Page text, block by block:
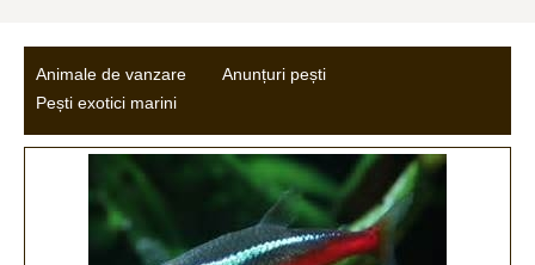
Animale de vanzare
Anunțuri pești
Pești exotici marini